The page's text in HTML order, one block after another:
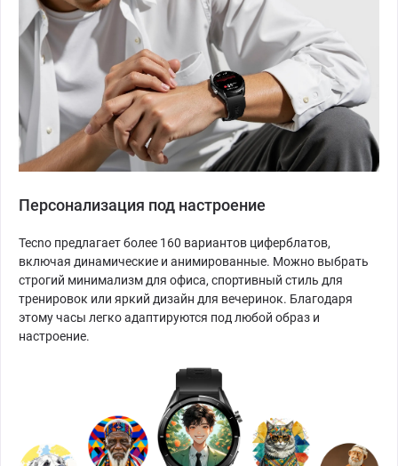
Персонализация под настроение
Tecno предлагает более 160 вариантов циферблатов,
включая динамические и анимированные. Можно выбрать
строгий минимализм для офиса, спортивный стиль для
тренировок или яркий дизайн для вечеринок. Благодаря
этому часы легко адаптируются под любой образ и
настроение.